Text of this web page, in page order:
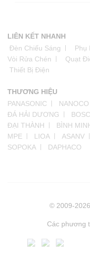
LIÊN KẾT NHANH
Đèn Chiếu Sáng
Phụ
Vòi Rửa Chén
Quạt
Thiết Bị Điện
THƯƠNG HIỆU
PANASONIC
NANOCO
ĐÁ HẢI DƯƠNG
ĐẠI THÀNH
BÌNH
MPE
LIOA ASANV
SOPOKA
DAPHACO
© 2009-
Các phương